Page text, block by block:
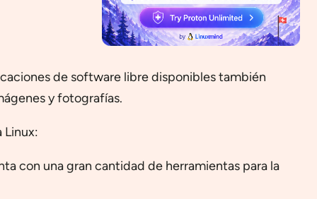
de software libre disponibles también
y fotografías.
Linux:
con una gran cantidad de herramientas para la